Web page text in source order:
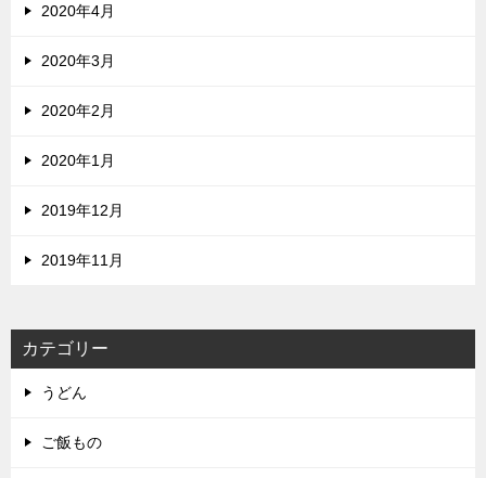
2020年4月
2020年3月
2020年2月
2020年1月
2019年12月
2019年11月
カテゴリー
うどん
ご飯もの